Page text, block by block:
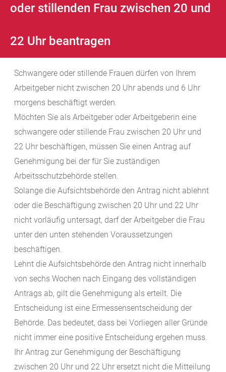
oder stillenden Frau zwischen 20 und
22 Uhr beantragen
Schwangere oder stillende Frauen dürfen von Ihrem
Arbeitgeber nicht zwischen 20 Uhr abends und 6 Uhr
morgens beschäftigt werden.
Möchten Sie als Arbeitgeber oder Arbeitgeberin eine
schwangere oder stillende Frau zwischen 20 Uhr und
22 Uhr beschäftigen, müssen Sie einen Antrag auf
Genehmigung bei der für Sie zuständigen
Arbeitsschutzbehörde stellen.
Solange die Aufsichtsbehörde den Antrag nicht ablehnt
oder die Beschäftigung zwischen 20 Uhr und 22 Uhr
nicht vorläufig untersagt, darf der Arbeitgeber die Frau
unter den unten stehenden Voraussetzungen
beschäftigen.
Lehnt die Aufsichtsbehörde den Antrag nicht innerhalb
von sechs Wochen nach Eingang des vollständigen
Antrags ab, gilt die Genehmigung als erteilt. Die
Entscheidung ist eine Ermessensentscheidung der
Behörde. Das bedeutet, dass bei Vorliegen aller Gründe
nicht immer eine positive Entscheidung ergehen muss.
Ihr Antrag zur Genehmigung der Beschäftigung
zwischen 20 Uhr und 22 Uhr ersetzt nicht die Mitteilung